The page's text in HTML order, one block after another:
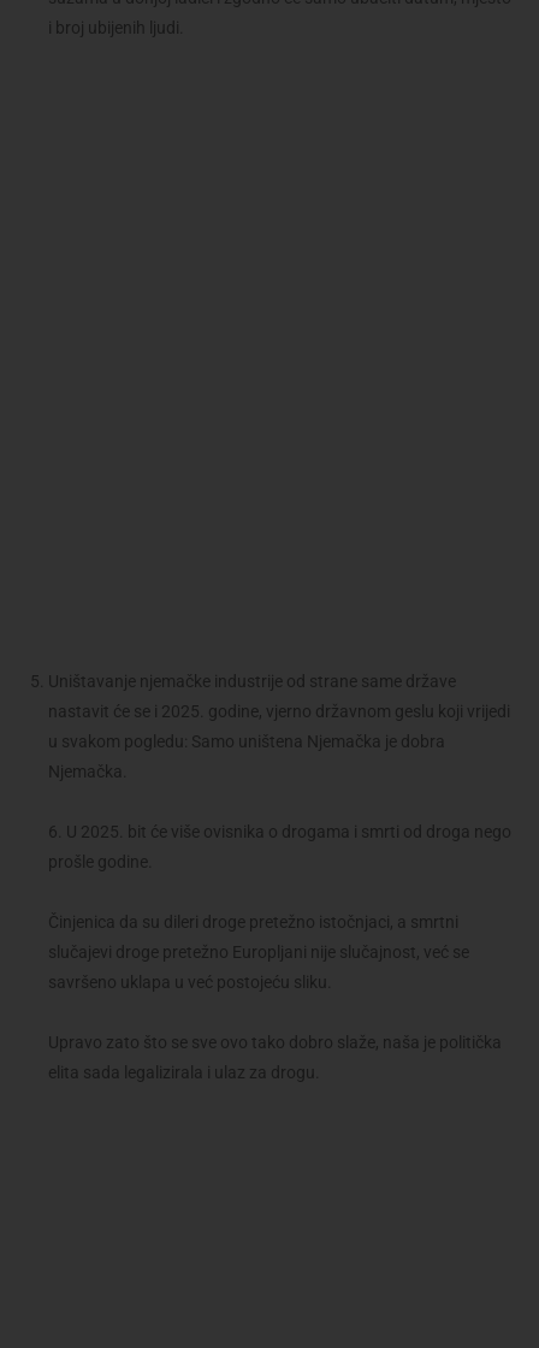
i broj ubijenih ljudi.
Uništavanje njemačke industrije od strane same države
nastavit će se i 2025. godine, vjerno državnom geslu koji vrijedi
u svakom pogledu: Samo uništena Njemačka je dobra
Njemačka.
6. U 2025. bit će više ovisnika o drogama i smrti od droga nego
prošle godine.
Činjenica da su dileri droge pretežno istočnjaci, a smrtni
slučajevi droge pretežno Europljani nije slučajnost, već se
savršeno uklapa u već postojeću sliku.
Upravo zato što se sve ovo tako dobro slaže, naša je politička
elita sada legalizirala i ulaz za drogu.